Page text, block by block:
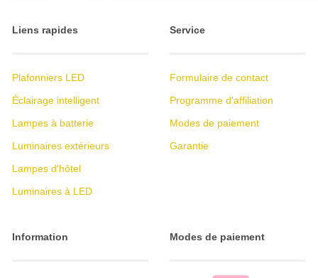
Liens rapides
Plafonniers LED
Éclairage intelligent
Lampes à batterie
Luminaires extérieurs
Lampes d'hôtel
Luminaires à LED
Service
Formulaire de contact
Programme d'affiliation
Modes de paiement
Garantie
Information Modes de paiement